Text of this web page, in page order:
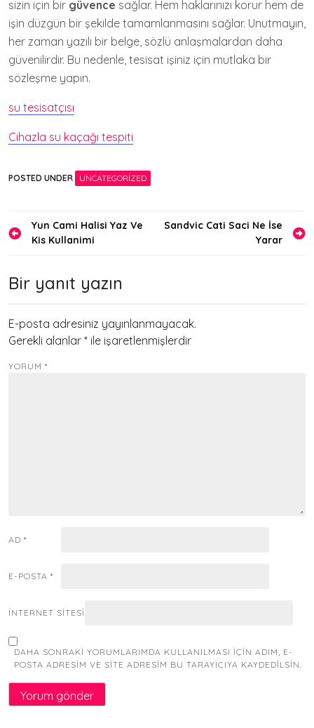
sizin için bir güvence sağlar. Hem haklarınızı korur hem de
işin düzgün bir şekilde tamamlanmasını sağlar. Unutmayın,
her zaman yazılı bir belge, sözlü anlaşmalardan daha
güvenilirdir. Bu nedenle, tesisat işiniz için mutlaka bir
sözleşme yapın.
su tesisatçısı
Cihazla su kaçağı tespiti
POSTED UNDER UNCATEGORIZED
Yazı
gezinmesi
Yun Cami Halisi Yaz Ve
Kis Kullanimi
Sandvic Cati Saci Ne İse
Yarar
Bir yanıt yazın
E-posta adresiniz yayınlanmayacak.
Gerekli alanlar * ile işaretlenmişlerdir
YORUM *
AD *
E-POSTA *
İNTERNET SITESI
DAHA SONRAKI YORUMLARIMDA KULLANILMASI IÇIN ADIM, E-
POSTA ADRESIM VE SITE ADRESIM BU TARAYICIYA KAYDEDILSIN.